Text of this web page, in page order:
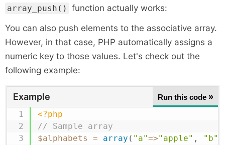
array_push()
function actually works:
You can also push elements to the associative array.
However, in that case, PHP automatically assigns a
numeric key to those values. Let's check out the
following example:
Example Run this code »
<?php
// Sample array
$alphabets
= array ( "a"=>"apple" , "b"